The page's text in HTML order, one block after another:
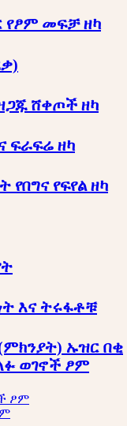
የፆም መፍቻ ዘካ
ሸቀጦች ዘካ
ፍራፍሬ ዘካ
የበግና የፍየል ዘካ
እና ትሩፋቶቹ
ኡዝር በቂ
ወገኖች ፆም
ፆም